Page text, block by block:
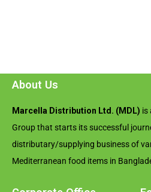
About Us
Marcella Distribution Ltd. (MDL) is
Group that starts its successful
distributary/supplying business of
Mediterranean food items in